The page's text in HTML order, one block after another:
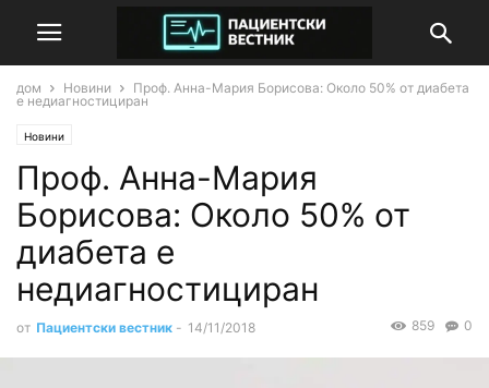
дом Новини
Проф. Анна-Мария Борисова: Около 50% от диабета
е недиагностициран
Новини
Проф. Анна-Мария
Борисова: Около 50% от
диабета е
недиагностициран
от Пациентски вестник - 14/11/2018 0
859